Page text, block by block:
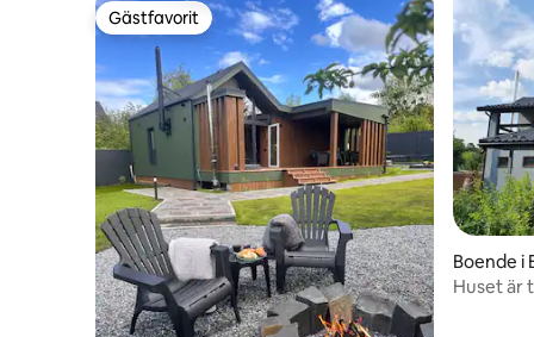
Gästfavorit
Gästfavorit
Boende i
Huset är